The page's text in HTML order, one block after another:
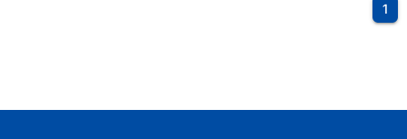
1